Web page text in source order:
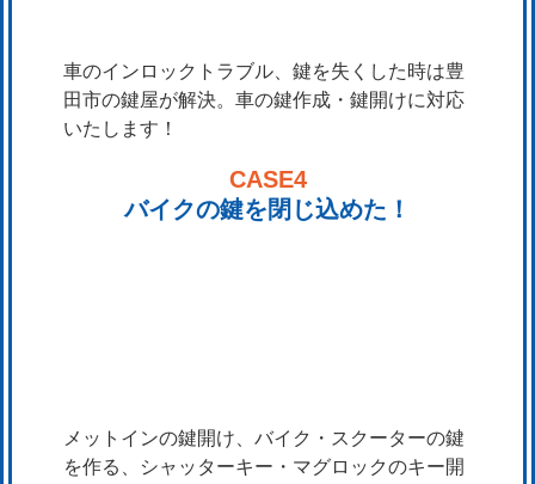
車のインロックトラブル、鍵を失くした時は豊
田市の鍵屋が解決。車の鍵作成・鍵開けに対応
いたします！
CASE4
バイクの鍵を閉じ込めた！
メットインの鍵開け、バイク・スクーターの鍵
を作る、シャッターキー・マグロックのキー開